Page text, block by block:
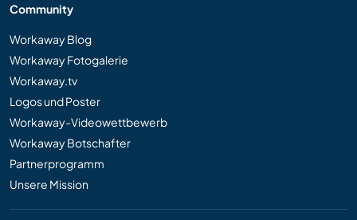
Community
Workaway Blog
Workaway Fotogalerie
Workaway.tv
Logos und Poster
Workaway-Videowettbewerb
Workaway Botschafter
Partnerprogramm
Unsere Mission